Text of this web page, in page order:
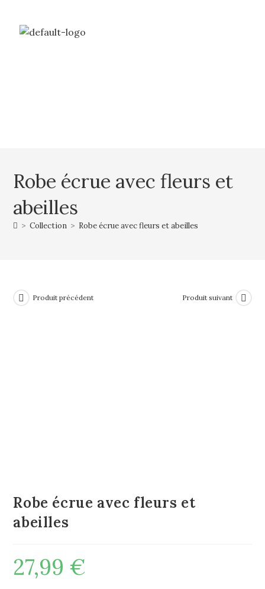
Robe écrue avec fleurs et
abeilles
> Collection > Robe écrue avec fleurs et abeilles
Produit précédent Produit suivant
Robe écrue avec fleurs et
abeilles
27,99 €